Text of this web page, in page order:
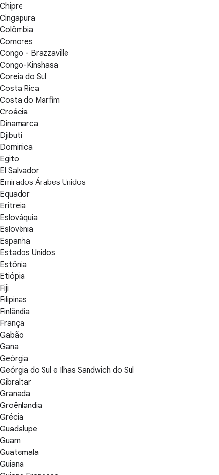
Chipre
Cingapura
Colômbia
Comores
Congo - Brazzaville
Congo-Kinshasa
Coreia do Sul
Costa Rica
Costa do Marfim
Croácia
Dinamarca
Djibuti
Dominica
Egito
El Salvador
Emirados Árabes Unidos
Equador
Eritreia
Eslováquia
Eslovênia
Espanha
Estados Unidos
Estônia
Etiópia
Fiji
Filipinas
Finlândia
França
Gabão
Gana
Geórgia
Geórgia do Sul e Ilhas Sandwich do Sul
Gibraltar
Granada
Groênlandia
Grécia
Guadalupe
Guam
Guatemala
Guiana